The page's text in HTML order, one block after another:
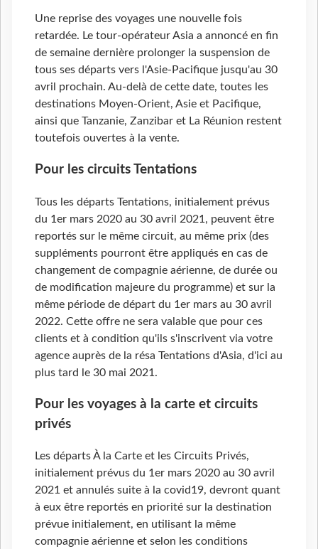
Une reprise des voyages une nouvelle fois
retardée. Le tour-opérateur Asia a annoncé en fin
de semaine dernière prolonger la suspension de
tous ses départs vers l'Asie-Pacifique jusqu'au 30
avril prochain. Au-delà de cette date, toutes les
destinations Moyen-Orient, Asie et Pacifique,
ainsi que Tanzanie, Zanzibar et La Réunion restent
toutefois ouvertes à la vente.
Pour les circuits Tentations
Tous les départs Tentations, initialement prévus
du 1er mars 2020 au 30 avril 2021, peuvent être
reportés sur le même circuit, au même prix (des
suppléments pourront être appliqués en cas de
changement de compagnie aérienne, de durée ou
de modification majeure du programme) et sur la
même période de départ du 1er mars au 30 avril
2022. Cette offre ne sera valable que pour ces
clients et à condition qu'ils s'inscrivent via votre
agence auprès de la résa Tentations d'Asia, d'ici au
plus tard le 30 mai 2021.
Pour les voyages à la carte et circuits
privés
Les départs À la Carte et les Circuits Privés,
initialement prévus du 1er mars 2020 au 30 avril
2021 et annulés suite à la covid19, devront quant
à eux être reportés en priorité sur la destination
prévue initialement, en utilisant la même
compagnie aérienne et selon les conditions